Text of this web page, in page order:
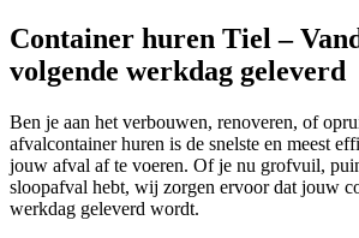
Container huren Tiel –
volgende werkdag geleverd
Ben je aan het verbouwen, renoveren, of
afvalcontainer huren is de snelste en meest
jouw afval af te voeren. Of je nu grofvuil,
sloopafval hebt, wij zorgen ervoor dat jouw
werkdag geleverd wordt.